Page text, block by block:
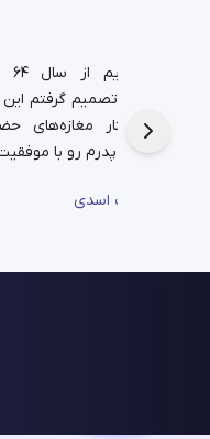
دانشجویی تصمیم گرفتم
حالا در کنار مغازه‌های
چندساله‌ی پدرم رو با
ساعت اسدی